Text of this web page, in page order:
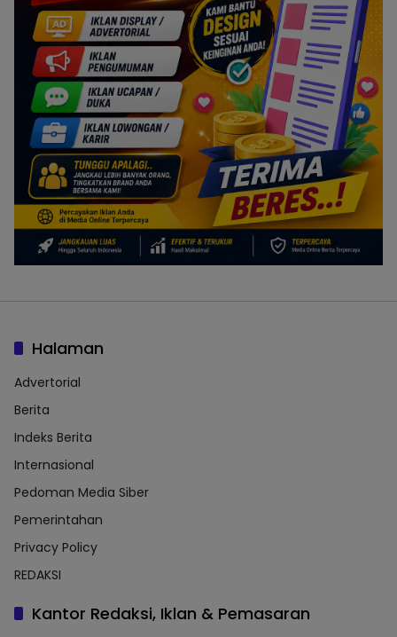
Halaman
Advertorial
Berita
Indeks Berita
Internasional
Pedoman Media Siber
Pemerintahan
Privacy Policy
REDAKSI
Kantor Redaksi, Iklan & Pemasaran